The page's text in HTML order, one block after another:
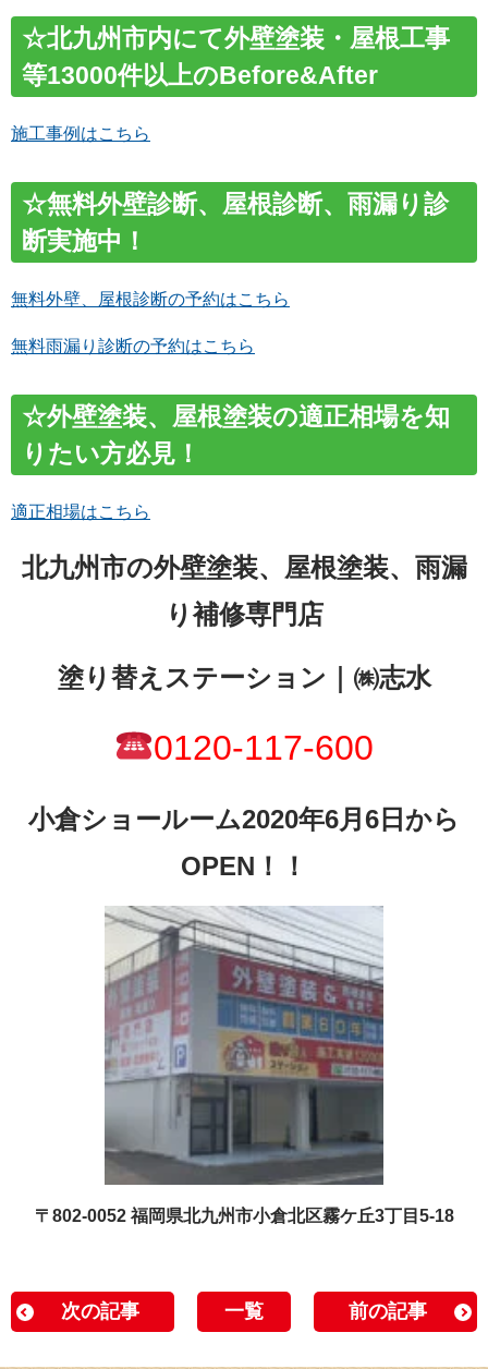
☆北九州市内にて外壁塗装・屋根工事
等13000件以上のBefore&After
施工事例はこちら
☆無料外壁診断、屋根診断、雨漏り診
断実施中！
無料外壁、屋根診断の予約はこちら
無料雨漏り診断の予約はこちら
☆外壁塗装、屋根塗装の適正相場を知
りたい方必見！
適正相場はこちら
北九州市の外壁塗装、屋根塗装、雨漏
り補修専門店
塗り替えステーション｜㈱志水
0120-117-600
小倉ショールーム2020年6月6日から
OPEN！！
〒802-0052 福岡県北九州市小倉北区霧ケ丘3丁目5-18
次の記事 一覧 前の記事